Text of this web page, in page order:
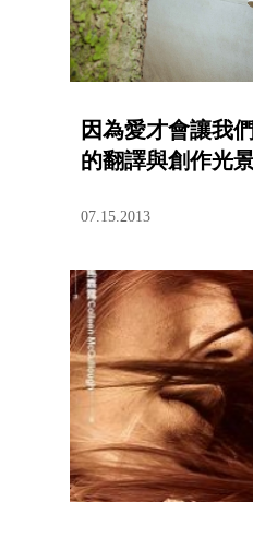
因為愛才會讓我
的翻譯與創作光
07.15.2013